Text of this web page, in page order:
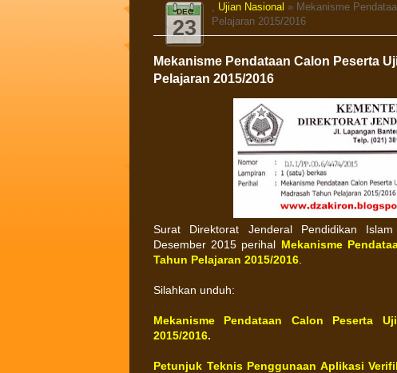
DEC
23
, Ujian Nasional » Mekanisme
Pelajaran 2015/2016
Mekanisme Pendataan Calon Peserta
Pelajaran 2015/2016
Surat Direktorat Jenderal Pendidikan
Desember 2015 perihal Mekanisme
Tahun Pelajaran 2015/2016
Silahkan unduh:
Mekanisme Pendataan Calon Peserta
2015/2016.
Petunjuk Teknis Penggunaan Aplikasi